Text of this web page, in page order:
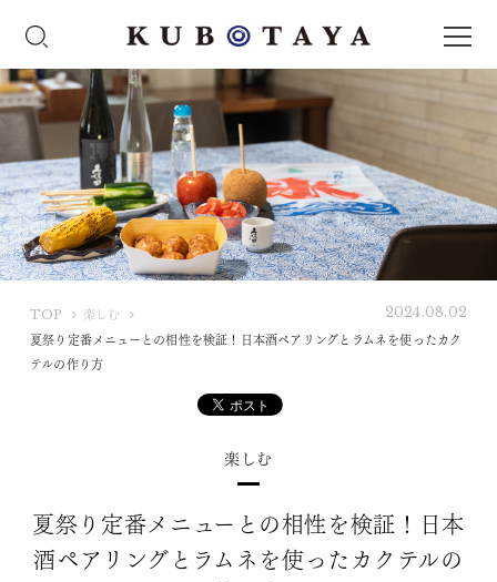
TOP
U
B
楽しむ
夏祭り定番メニューとの相性を検証！日本酒ペアリングとラムネを使ったカク
テルの作り方
2024.08.02
楽しむ
夏祭り定番メニューとの相性を検証！日本
酒ペアリングとラムネを使ったカクテルの